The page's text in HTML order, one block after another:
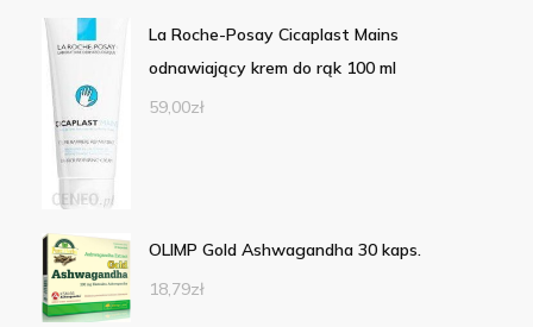
La Roche-Posay Cicaplast Mains
odnawiający krem do rąk 100 ml
59,00zł
OLIMP Gold Ashwagandha 30 kaps.
18,79zł